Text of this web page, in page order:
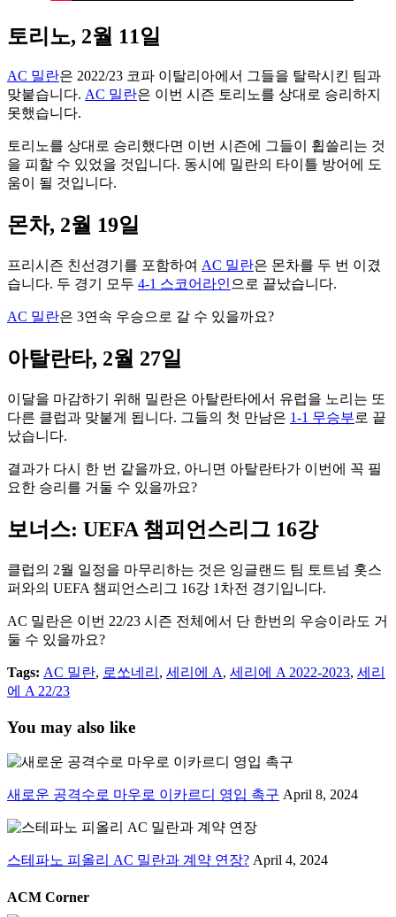
토리노, 2월 11일
AC 밀란은 2022/23 코파 이탈리아에서 그들을 탈락시킨 팀과
맞붙습니다. AC 밀란은 이번 시즌 토리노를 상대로 승리하지
못했습니다.
토리노를 상대로 승리했다면 이번 시즌에 그들이 휩쓸리는 것
을 피할 수 있었을 것입니다. 동시에 밀란의 타이틀 방어에 도
움이 될 것입니다.
몬차, 2월 19일
프리시즌 친선경기를 포함하여 AC 밀란은 몬차를 두 번 이겼
습니다. 두 경기 모두 4-1 스코어라인 으로 끝났습니다.
AC 밀란은 3연속 우승으로 갈 수 있을까요?
아탈란타, 2월 27일
이달을 마감하기 위해 밀란은 아탈란타에서 유럽을 노리는 또
다른 클럽과 맞붙게 됩니다. 그들의 첫 만남은 1-1 무승부로 끝
났습니다.
결과가 다시 한 번 같을까요, 아니면 아탈란타가 이번에 꼭 필
요한 승리를 거둘 수 있을까요?
보너스: UEFA 챔피언스리그 16강
클럽의 2월 일정을 마무리하는 것은 잉글랜드 팀 토트넘 홋스
퍼와의 UEFA 챔피언스리그 16강 1차전 경기입니다.
AC 밀란은 이번 22/23 시즌 전체에서 단 한번의 우승이라도 거
둘 수 있을까요?
Tags: AC 밀란, 로쏘네리 , 세리에 A, 세리에 A 2022-2023, 세리
에 A 22/23
You may also like
새로운 공격수로 마우로 이카르디 영입 촉구 April 8, 2024
스테파노 피올리 AC 밀란과 계약 연장? April 4, 2024
ACM Corner